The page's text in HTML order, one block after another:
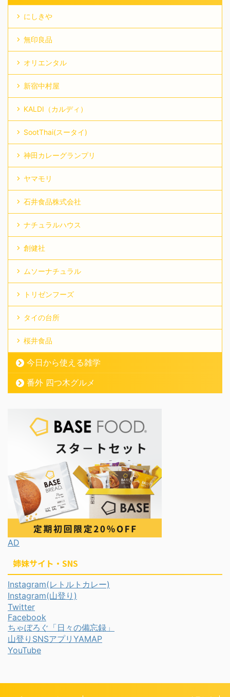
にしきや
無印良品
オリエンタル
新宿中村屋
KALDI（カルディ）
SootThai(スータイ)
神田カレーグランプリ
ヤマモリ
石井食品株式会社
ナチュラルハウス
創健社
ムソーナチュラル
トリゼンフーズ
タイの台所
桜井食品
今日から使える雑学
番外 四つ木グルメ
AD
姉妹サイト・SNS
Instagram(レトルトカレー)
Instagram(山登り)
Twitter
Facebook
ちゃぼろぐ「日々の備忘録」
山登りSNSアプリYAMAP
YouTube